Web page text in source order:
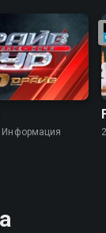
Информация